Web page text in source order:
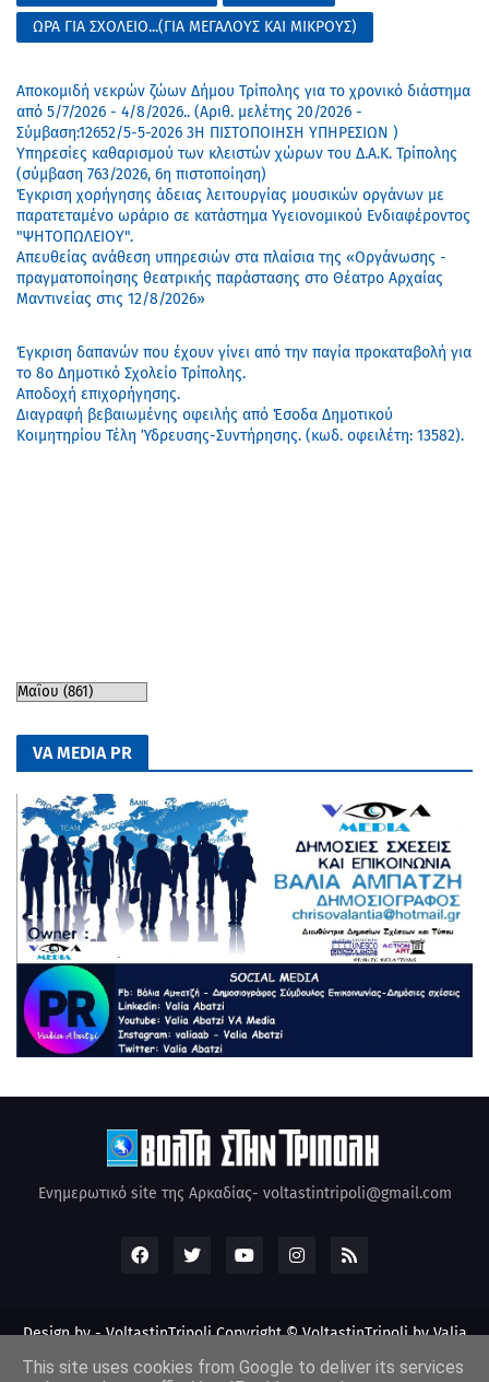
ΩΡΑ ΓΙΑ ΣΧΟΛΕΙΟ...(ΓΙΑ ΜΕΓΑΛΟΥΣ ΚΑΙ ΜΙΚΡΟΥΣ)
Αποκομιδή νεκρών ζώων Δήμου Τρίπολης για το χρονικό διάστημα
από 5/7/2026 - 4/8/2026.. (Αριθ. μελέτης 20/2026 -
Σύμβαση:12652/5-5-2026 3Η ΠΙΣΤΟΠΟΙΗΣΗ ΥΠΗΡΕΣΙΩΝ )
Υπηρεσίες καθαρισμού των κλειστών χώρων του Δ.Α.Κ. Τρίπολης
(σύμβαση 763/2026, 6η πιστοποίηση)
Έγκριση χορήγησης άδειας λειτουργίας μουσικών οργάνων με
παρατεταμένο ωράριο σε κατάστημα Υγειονομικού Ενδιαφέροντος
"ΨΗΤΟΠΩΛΕΙΟΥ".
Απευθείας ανάθεση υπηρεσιών στα πλαίσια της «Οργάνωσης -
πραγματοποίησης θεατρικής παράστασης στο Θέατρο Αρχαίας
Μαντινείας στις 12/8/2026»
Έγκριση δαπανών που έχουν γίνει από την παγία προκαταβολή για
το 8ο Δημοτικό Σχολείο Τρίπολης.
Αποδοχή επιχορήγησης.
Διαγραφή βεβαιωμένης οφειλής από Έσοδα Δημοτικού
Κοιμητηρίου Τέλη Ύδρευσης-Συντήρησης. (κωδ. οφειλέτη: 13582).
VA MEDIA PR
Ενημερωτικό site της Αρκαδίας- voltastintripoli@gmail.com
Design by -VoltastinTripoliCopyright © VoltastinTripoli by Valia
This site uses cookies from Google to deliver its services